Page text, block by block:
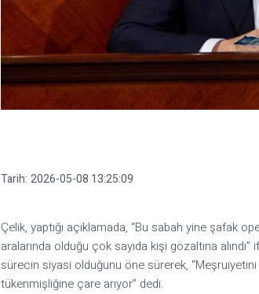
Tarih: 2026-05-08 13:25:09
Çelik, yaptığı açıklamada, “Bu sabah yine şafak
aralarında olduğu çok sayıda kişi gözaltına
sürecin siyasi olduğunu öne sürerek, “Meşruiyetini
tükenmişliğine çare arıyor” dedi.